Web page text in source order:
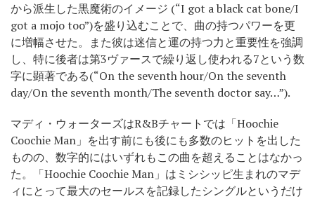
から派生した黒魔術のイメージ (“I got a black cat bone/I
got a mojo too”)を盛り込むことで、曲の持つパワーを更
に増幅させた。また彼は迷信と運の持つ力と重要性を強調
し、特に後者は第3ヴァースで繰り返し使われる7という数
字に顕著である(“On the seventh hour/On the seventh
day/On the seventh month/The seventh doctor say…”).
マディ・ウォーターズはR&Bチャートでは「Hoochie
Coochie Man」を出す前にも後にも多数のヒットを出した
ものの、数字的にはいずれもこの曲を超えることはなかっ
た。「Hoochie Coochie Man」はミシシッピ生まれのマデ
ィにとって最大のセールスを記録したシングルというだけ